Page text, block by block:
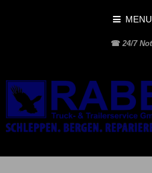
MENU
☎ 24/7